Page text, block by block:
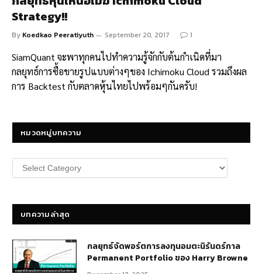
Strategy!!
By Koedkao Peeratiyuth September 20, 2017 1
SiamQuant จะพาทุกคนไปทำความรู้จักกับต้นกำเนิดที่มา
กลยุทธ์การซื้อขายรูปแบบต่างๆของ Ichimoku Cloud รวมถึงผล
การ Backtest กับตลาดหุ้นไทยไปพร้อมๆกันครับ!
หมวดหมู่บทความ
หมวด
หมู่
บทความล่าสุด
กลยุทธ์​จัดพอร์ตการลงทุนอมตะนิรันดร์กาล
Permanent Portfolio ของ Harry Browne